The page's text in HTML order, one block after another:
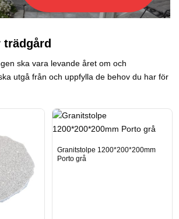
ska vara levande året om och
utgå från och uppfylla de behov du har för
Granitstolpe 1200*200*200mm
Porto grå